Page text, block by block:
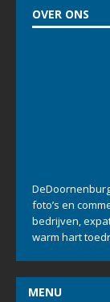
OVER ONS
foto’s en
bedrijven,
warm hart
MENU